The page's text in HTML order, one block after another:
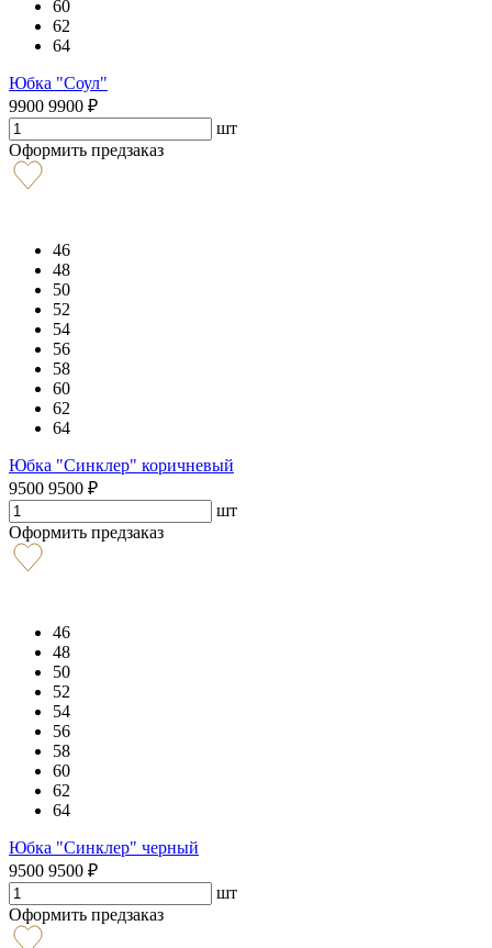
60
62
64
Юбка "Соул"
9900 9900 ₽
шт
Оформить предзаказ
46
48
50
52
54
56
58
60
62
64
Юбка "Синклер" коричневый
9500 9500 ₽
шт
Оформить предзаказ
46
48
50
52
54
56
58
60
62
64
Юбка "Синклер" черный
9500 9500 ₽
шт
Оформить предзаказ